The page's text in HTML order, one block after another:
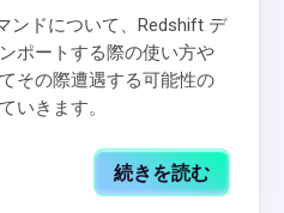
ンドについて、Redshift デ
ポートする際の使い方や
その際遭遇する可能性の
いきます。
続きを読む